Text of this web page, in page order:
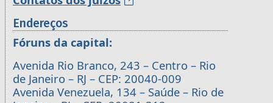
Endereços
Fóruns da capital:
Avenida Rio Branco, 243 – Centro – Rio
de Janeiro – RJ – CEP: 20040-009
Avenida Venezuela, 134 – Saúde – Rio de